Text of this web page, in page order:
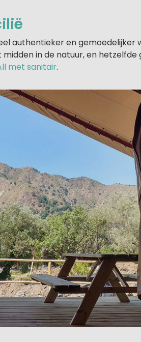
authentieker en gemoedelijker
in de natuur, en hetzelfde
met sanitair.